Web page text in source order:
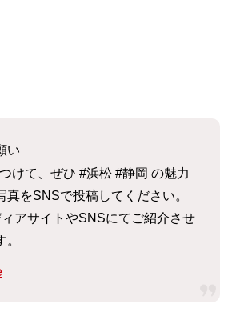
い
けて、ぜひ #浜松 #静岡 の魅力
真をSNSで投稿してください。
アサイトやSNSにてご紹介させ